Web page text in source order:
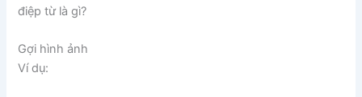
điệp từ là gì?
Gợi hình ảnh
Ví dụ: